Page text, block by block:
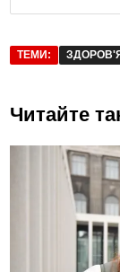
ТЕМИ:
Читайте